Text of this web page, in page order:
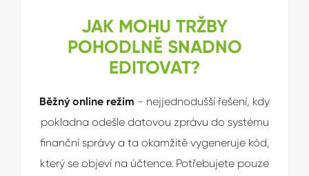
JAK MOHU TRŽBY
POHODLNĚ SNADNO
EDITOVAT?
Běžný online režim - nejjednodušší řešení, kdy
pokladna odešle datovou zprávu do systému
finanční správy a ta okamžitě vygeneruje kód,
který se objeví na účtence. Potřebujete pouze